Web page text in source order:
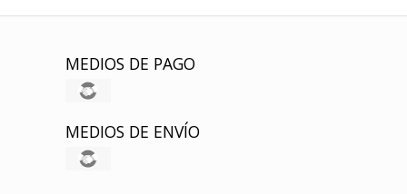
MEDIOS DE PAGO
MEDIOS DE ENVÍO